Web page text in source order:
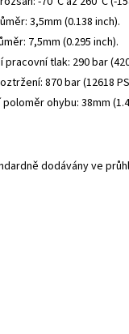
3,5mm (0.138 inch).
7,5mm (0.295 inch).
pracovní tlak: 290 bar
870 bar (12618
poloměr ohybu: 38mm
dodávány ve